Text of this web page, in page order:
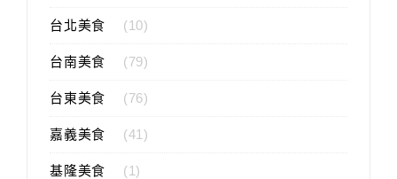
台北美食 (10)
台南美食 (79)
台東美食 (76)
嘉義美食 (41)
基隆美食 (1)